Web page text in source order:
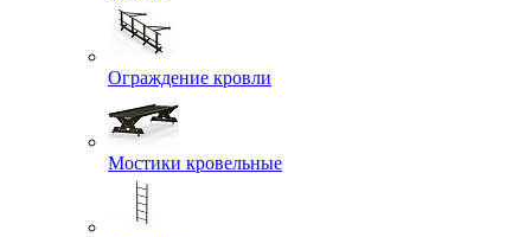
Ограждение кровли
Мостики кровельные